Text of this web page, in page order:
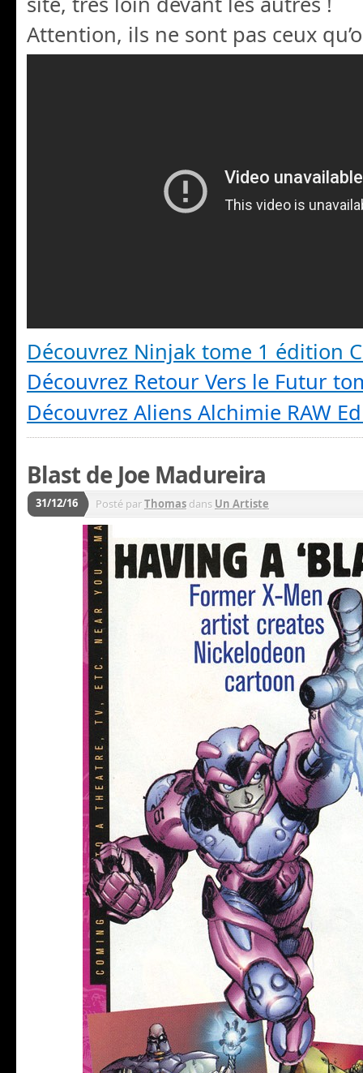
Attention, ils ne sont pas ceux
Découvrez Ninjak tome 1 édition
Découvrez Retour Vers le Futur
Découvrez Aliens Alchimie RAW
Blast de Joe Madureira
31/12/16 Posté parThomas dans Un Artiste